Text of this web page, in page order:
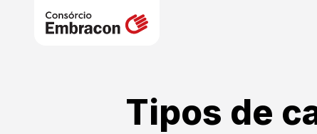
Tipos de